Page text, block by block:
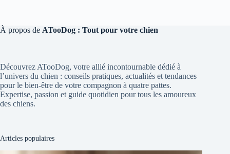
À propos de ATooDog : Tout pour votre chien
Découvrez ATooDog, votre allié incontournable dédié à
l’univers du chien : conseils pratiques, actualités et tendances
pour le bien-être de votre compagnon à quatre pattes.
Expertise, passion et guide quotidien pour tous les amoureux
des chiens.
Articles populaires